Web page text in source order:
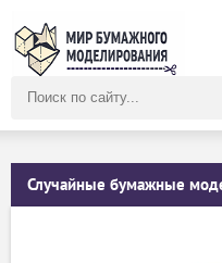
сайту
Случайные бумажные